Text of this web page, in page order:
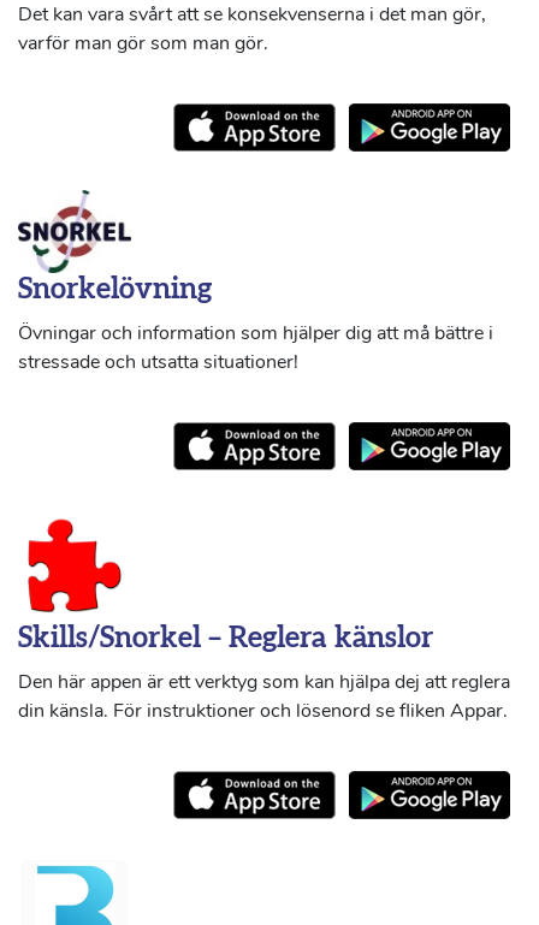
Det kan vara svårt att se konsekvenserna i det man gör,
varför man gör som man gör.
Snorkelövning
Övningar och information som hjälper dig att må bättre i
stressade och utsatta situationer!
Skills/Snorkel – Reglera känslor
Den här appen är ett verktyg som kan hjälpa dej att reglera
din känsla. För instruktioner och lösenord se fliken Appar.